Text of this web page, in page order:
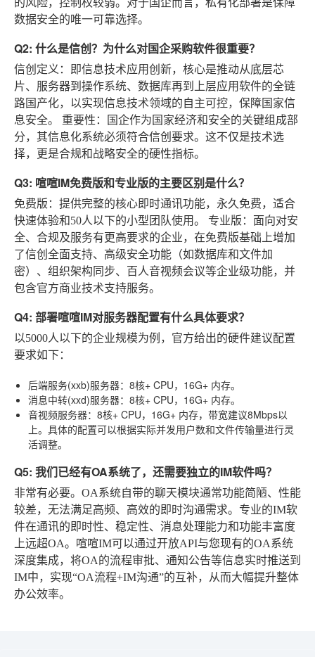
数据安全的唯一可靠选择。
Q2: 什么是信创？为什么对国企采购软件很重要？
信创定义 ：即信息技术应用创新，核心是推动从底层芯
片、服务器到操作系统、数据库再到上层应用软件的全链
路国产化，以实现信息技术领域的自主可控，保障国家信
息安全。 重要性 ：国企作为国家经济和安全的关键组成部
分，其信息化系统必须符合信创要求。这不仅是技术选
择，更是合规和战略安全的硬性指标。
Q3: 喧喧IM免费版和专业版的主要区别是什么？
免费版 ：提供完整的核心即时通讯功能，永久免费，适合
快速体验和50人以下的小型团队使用。 专业版 ：面向对安
全、合规及服务有更高要求的企业，在免费版基础上增加
了信创全面支持、高级安全功能（如数据库和文件加
密）、组织架构同步、百人音视频会议等企业级功能，并
包含官方商业技术支持服务。
Q4: 部署喧喧IM对服务器配置有什么具体要求？
以5000人以下的企业规模为例，官方给出的硬件建议配置
要求如下：
后端服务(xxb)服务器：8核+ CPU，16G+ 内存。
消息中转(xxd)服务器：8核+ CPU，16G+ 内存。
音视频服务器：8核+ CPU，16G+ 内存，带宽建议8Mbps以
上。具体的配置可以根据实际并发用户数和文件传输量进行灵
活调整。
Q5: 我们已经有OA系统了，还需要独立的IM软件吗？
非常有必要。OA系统自带的聊天模块通常功能简陋、性能
较差，无法满足高频、高效的即时沟通需求。专业的IM软
件在通讯的即时性、稳定性、消息处理能力和功能丰富度
上远超OA。喧喧IM可以通过开放API与您现有的OA系统
深度集成，将OA的流程审批、通知公告等信息实时推送到
IM中，实现“OA流程+IM沟通”的互补，从而大幅提升整体
办公效率。